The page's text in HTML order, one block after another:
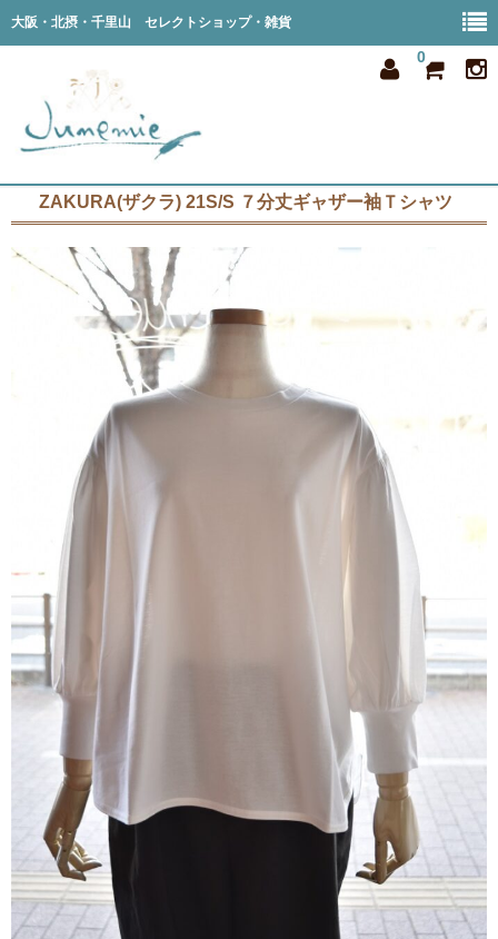
大阪・北摂・千里山 セレクトショップ・雑貨
0
all item
shop info
contact
ZAKURA(ザクラ) 21S/S ７分丈ギャザー袖Ｔシャツ